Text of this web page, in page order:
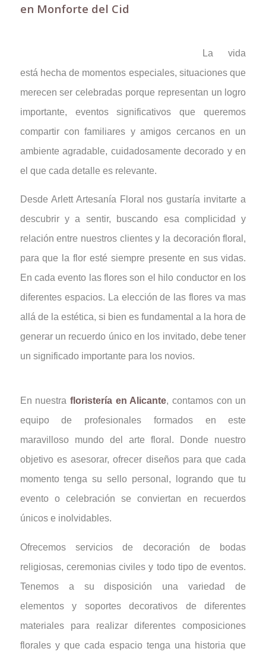
en Monforte del Cid
La vida
está hecha de momentos especiales, situaciones que
merecen ser celebradas porque representan un logro
importante, eventos significativos que queremos
compartir con familiares y amigos cercanos en un
ambiente agradable, cuidadosamente decorado y en
el que cada detalle es relevante.
Desde Arlett Artesanía Floral nos gustaría invitarte a
descubrir y a sentir, buscando esa complicidad y
relación entre nuestros clientes y la decoración floral,
para que la flor esté siempre presente en sus vidas.
En cada evento las flores son el hilo conductor en los
diferentes espacios. La elección de las flores va mas
allá de la estética, si bien es fundamental a la hora de
generar un recuerdo único en los invitado, debe tener
un significado importante para los novios.
En nuestra floristería en Alicante, contamos con un
equipo de profesionales formados en este
maravilloso mundo del arte floral. Donde nuestro
objetivo es asesorar, ofrecer diseños para que cada
momento tenga su sello personal, logrando que tu
evento o celebración se conviertan en recuerdos
únicos e inolvidables.
Ofrecemos servicios de decoración de bodas
religiosas, ceremonias civiles y todo tipo de eventos.
Tenemos a su disposición una variedad de
elementos y soportes decorativos de diferentes
materiales para realizar diferentes composiciones
florales y que cada espacio tenga una historia que